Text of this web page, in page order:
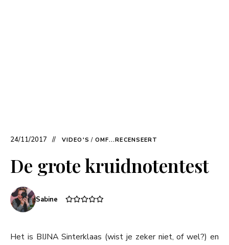
24/11/2017 VIDEO'S / OMF...RECENSEERT
De grote kruidnotentest
Sabine
Het is BIJNA Sinterklaas (wist je zeker niet, of wel?) en